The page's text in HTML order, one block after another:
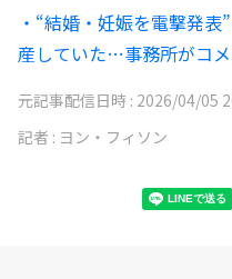
・“結婚・妊娠を電撃発
産していた…事務所がコ
元記事配信日時 : 2026/04/05
記者 : ヨン・フィソン